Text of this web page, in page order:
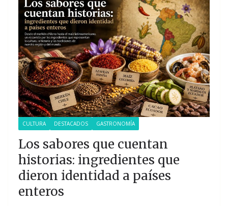
CULTURA DESTACADOS GASTRONOMÍA
Los sabores que cuentan
historias: ingredientes que
dieron identidad a países
enteros